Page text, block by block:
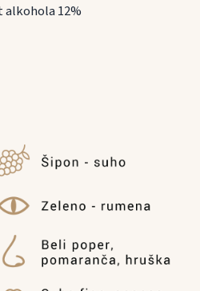
12%